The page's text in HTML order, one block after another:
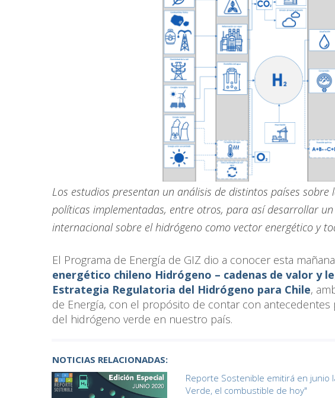
Los estudios presentan un análisis de distintos países
políticas implementadas, entre otros, para así desarrollar
internacional sobre el hidrógeno como vector energético y
El Programa de Energía de GIZ dio a conocer esta
energético chileno Hidrógeno – cadenas de valor y
Estrategia Regulatoria del Hidrógeno para Chile,
de Energía, con el propósito de contar con
del hidrógeno verde en nuestro país.
NOTICIAS RELACIONADAS:
Reporte Sostenible emitirá en junio
Verde, el combustible de hoy"